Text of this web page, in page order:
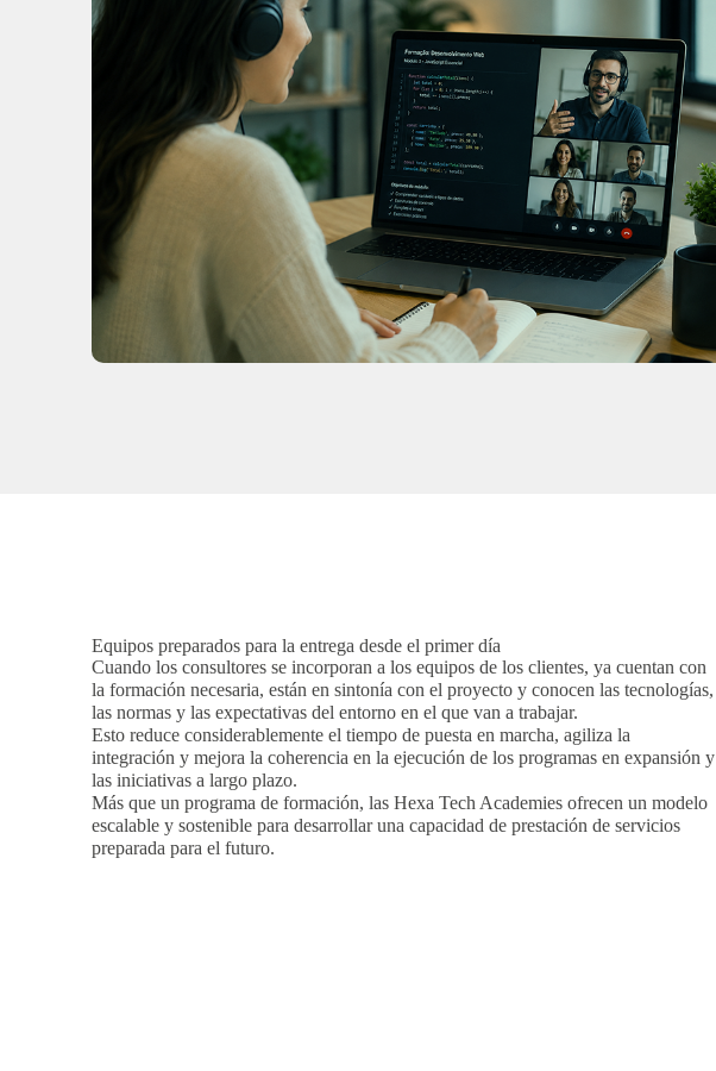
Equipos preparados para la entrega desde el primer día
Cuando los consultores se incorporan a los equipos de los clientes, ya cuentan con
la formación necesaria, están en sintonía con el proyecto y conocen las tecnologías,
las normas y las expectativas del entorno en el que van a trabajar.
Esto reduce considerablemente el tiempo de puesta en marcha, agiliza la
integración y mejora la coherencia en la ejecución de los programas en expansión y
las iniciativas a largo plazo.
Más que un programa de formación, las Hexa Tech Academies ofrecen un modelo
escalable y sostenible para desarrollar una capacidad de prestación de servicios
preparada para el futuro.